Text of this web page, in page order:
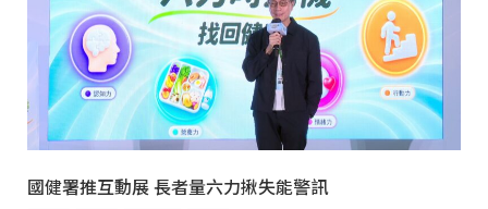
國健署推互動展 長者量六力揪失能警訊